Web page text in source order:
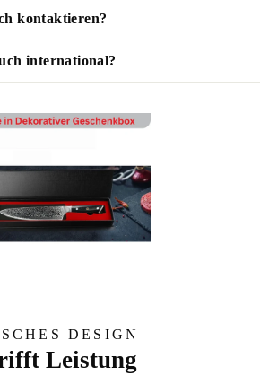
kontaktieren?
international?
DESIGN
Leistung